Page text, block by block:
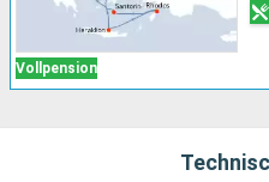
Vollpension